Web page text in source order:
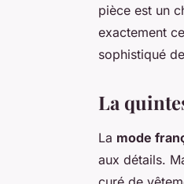
pièce est un
exactement
sophistiqué
La
La mode
aux détails.